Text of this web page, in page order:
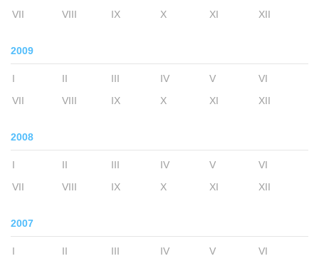
VII
VIII IX X XI XII
2009
I II III IV V
VI
VII
VIII IX X XI XII
2008
I II III IV V
VI
VII
VIII IX X XI XII
2007
I II III IV V
VI